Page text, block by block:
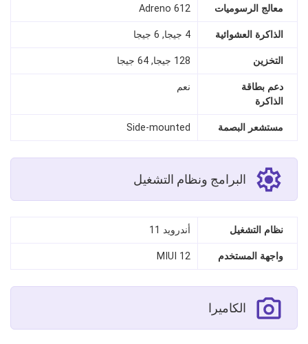
معالج الرسوميات Adreno 612
الذاكرة العشوائية 4 جيجا, 6 جيجا
التخزين 128 جيجا, 64 جيجا
دعم بطاقة
الذاكرة
نعم
مستشعر البصمة Side-mounted
البرامج ونظام التشغيل
نظام التشغيل أندرويد 11
واجهة المستخدم MIUI 12
الكاميرا